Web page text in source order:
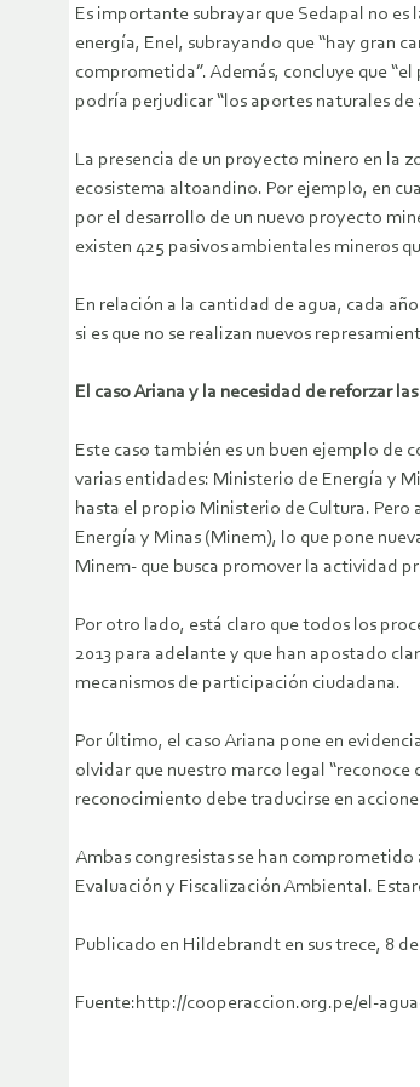
Es importante subrayar que Sedapal no
energía, Enel, subrayando que “hay gran
comprometida”. Además, concluye que
podría perjudicar “los aportes naturales
La presencia de un proyecto minero en la
ecosistema altoandino. Por ejemplo, en
por el desarrollo de un nuevo proyecto
existen 425 pasivos ambientales mineros
En relación a la cantidad de agua, cada
si es que no se realizan nuevos
El caso Ariana y la necesidad de reforzar
Este caso también es un buen ejemplo de
varias entidades: Ministerio de Energía y
hasta el propio Ministerio de Cultura.
Energía y Minas (Minem), lo que pone
Minem- que busca promover la actividad
Por otro lado, está claro que todos los
2013 para adelante y que han apostado
mecanismos de participación ciudadana.
Por último, el caso Ariana pone en
olvidar que nuestro marco legal “reconoce
reconocimiento debe traducirse en
Ambas congresistas se han
Evaluación y Fiscalización Ambiental.
Publicado en Hildebrandt en sus trece, 8
Fuente:http://cooperaccion.org.pe/el-